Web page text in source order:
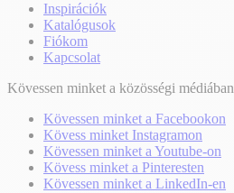
Inspirációk
Katalógusok
Fiókom
Kapcsolat
Kövessen minket a közösségi médiában
Kövessen minket a Facebookon
Kövess minket Instagramon
Kövessen minket a Youtube-on
Kövess minket a Pinteresten
Kövessen minket a LinkedIn-en